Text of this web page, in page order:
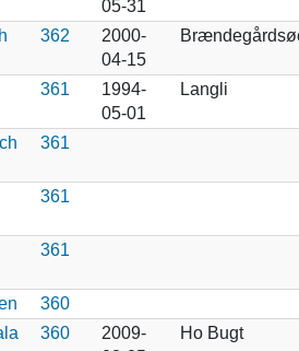
05-31
362
2000-
04-15
361
1994-
05-01
Langli
361
361
361
360
360
2009-
Ho Bugt